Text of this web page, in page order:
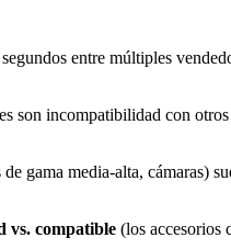
entre múltiples
son incompatibilidad con
gama media-alta, cámaras)
vs. compatible (los accesorios